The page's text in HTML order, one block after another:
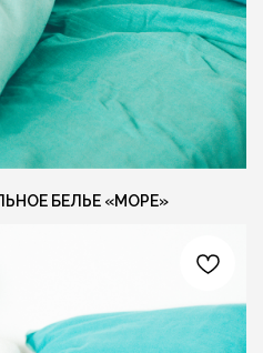
БЕЛЬЕ «МОРЕ»
вам
и мы
деталей